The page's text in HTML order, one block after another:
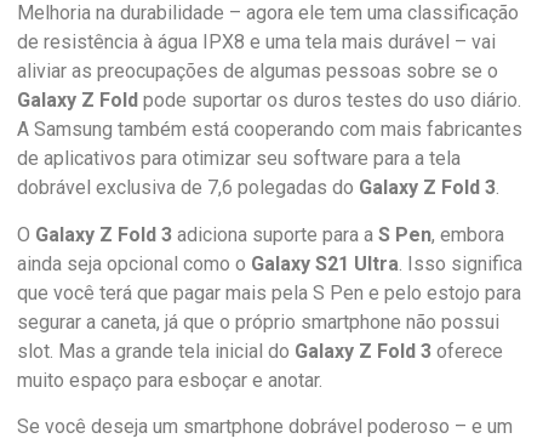
Melhoria na durabilidade – agora ele tem uma classificação
de resistência à água IPX8 e uma tela mais durável – vai
aliviar as preocupações de algumas pessoas sobre se o
Galaxy Z Fold pode suportar os duros testes do uso diário.
A Samsung também está cooperando com mais fabricantes
de aplicativos para otimizar seu software para a tela
dobrável exclusiva de 7,6 polegadas do Galaxy Z Fold 3.
O Galaxy Z Fold 3 adiciona suporte para a S Pen, embora
ainda seja opcional como o Galaxy S21 Ultra . Isso significa
que você terá que pagar mais pela S Pen e pelo estojo para
segurar a caneta, já que o próprio smartphone não possui
slot. Mas a grande tela inicial do Galaxy Z Fold 3 oferece
muito espaço para esboçar e anotar.
Se você deseja um smartphone dobrável poderoso – e um